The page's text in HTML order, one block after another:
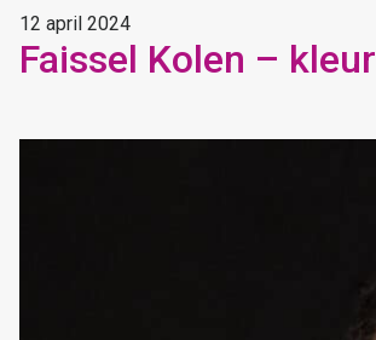
12 april 2024
Faissel Kolen – kleur